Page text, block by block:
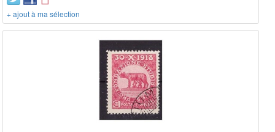
+ ajout à ma sélection